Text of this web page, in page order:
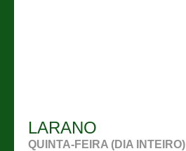
LARANO
QUINTA-FEIRA (DIA INTEIRO)